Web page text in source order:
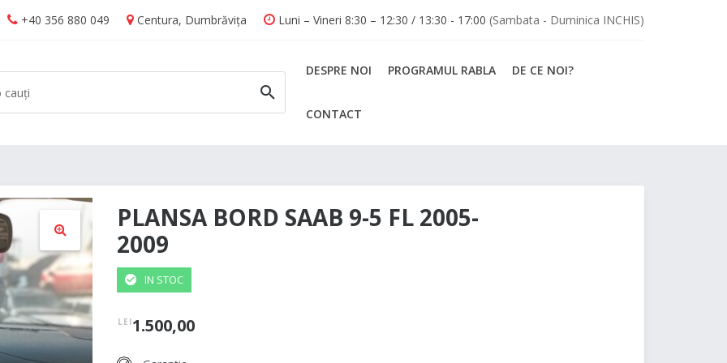
+40 356 880 049 Centura, Dumbrăvița Luni – Vineri 8:30 – 12:30 / 13:30 - 17:00 (Sambata - Duminica INCHIS)
CAUTĂ
DESPRE NOI PROGRAMUL RABLA DE CE NOI?
CONTACT
🔍
PLANSA BORD SAAB 9-5 FL 2005-
2009
IN STOC
LEI1.500,00